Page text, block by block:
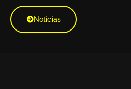
Noticias